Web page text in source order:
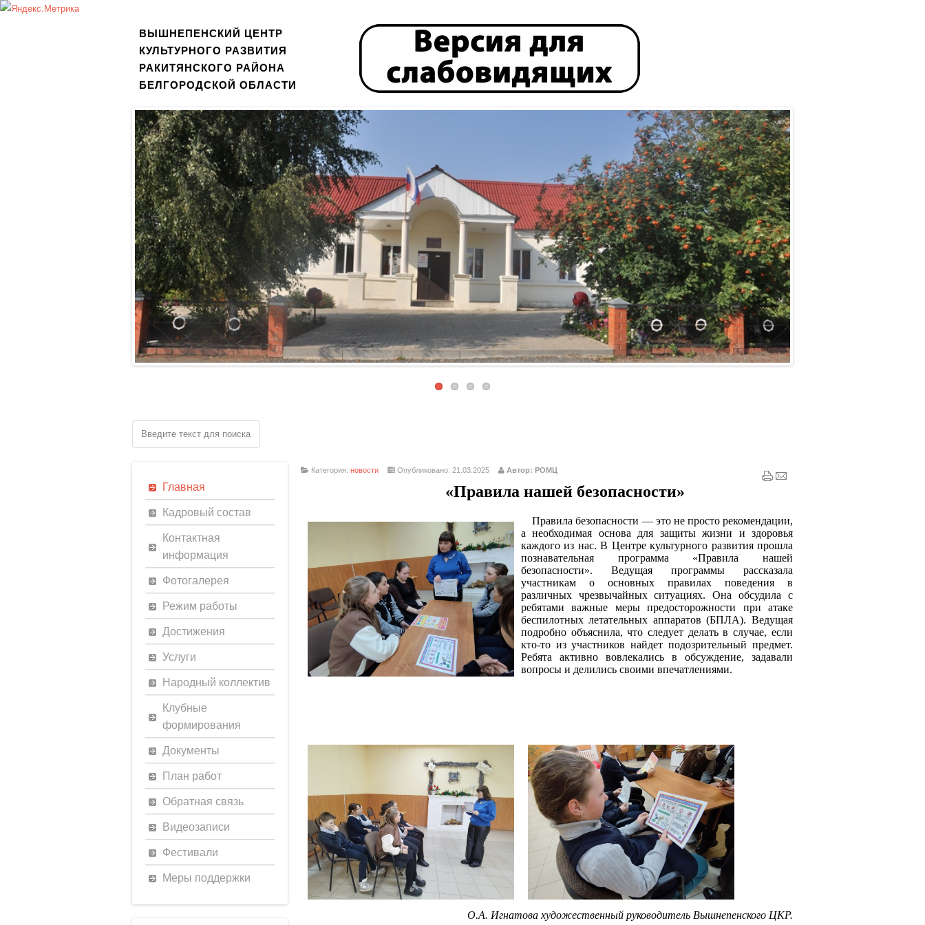
ВЫШНЕПЕНСКИЙ ЦЕНТР
КУЛЬТУРНОГО РАЗВИТИЯ
РАКИТЯНСКОГО РАЙОНА
БЕЛГОРОДСКОЙ ОБЛАСТИ
Главная
Кадровый состав
Контактная
информация
Фотогалерея
Режим работы
Достижения
Услуги
Народный коллектив
Клубные
формирования
Документы
План работ
Обратная связь
Видеозаписи
Фестивали
Меры поддержки
Категория: новости Опубликовано: 21.03.2025 Автор: РОМЦ
«Правила нашей безопасности»
Правила безопасности — это не просто рекомендации,
а необходимая основа для защиты жизни и здоровья
каждого из нас. В Центре культурного развития прошла
познавательная программа «Правила нашей
безопасности». Ведущая программы рассказала
участникам о основных правилах поведения в
различных чрезвычайных ситуациях. Она обсудила с
ребятами важные меры предосторожности при атаке
беспилотных летательных аппаратов (БПЛА). Ведущая
подробно объяснила, что следует делать в случае, если
кто-то из участников найдет подозрительный предмет.
Ребята активно вовлекались в обсуждение, задавали
вопросы и делились своими впечатлениями.
О.А. Игнатова художественный руководитель Вышнепенского ЦКР.